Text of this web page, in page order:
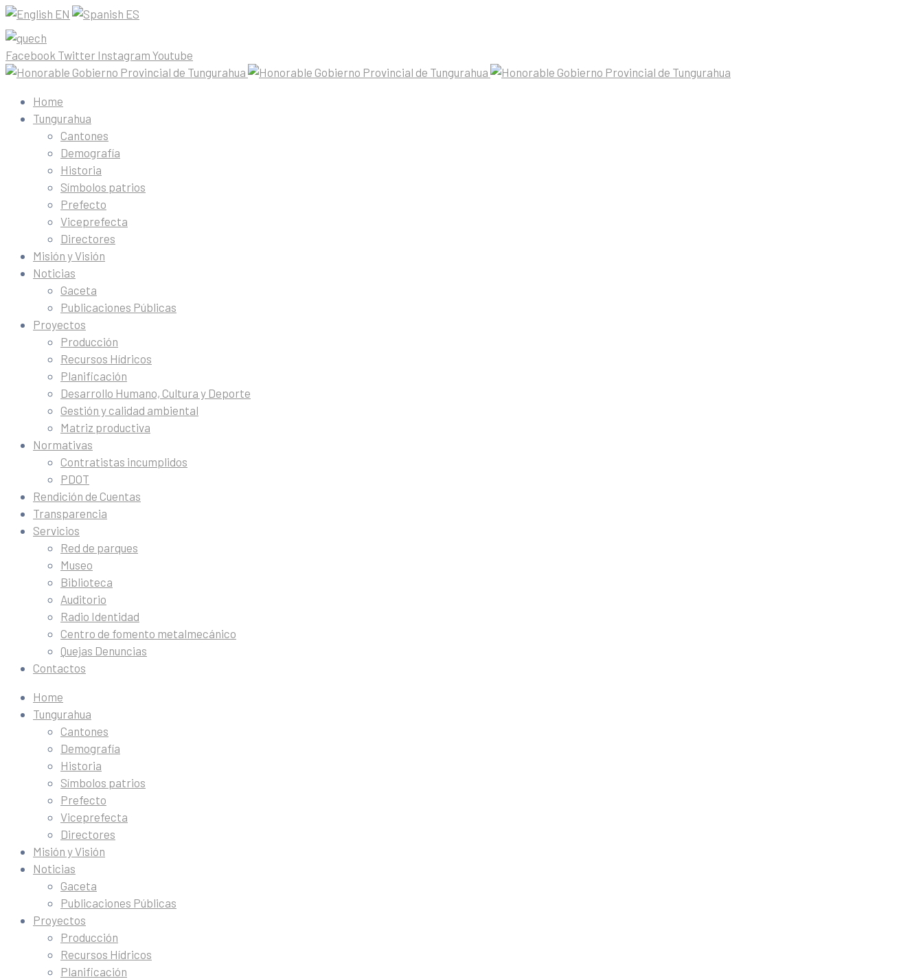
EN ES
Facebook Twitter Instagram Youtube
Home
Tungurahua
Cantones
Demografía
Historia
Símbolos patrios
Prefecto
Viceprefecta
Directores
Misión y Visión
Noticias
Gaceta
Publicaciones Públicas
Proyectos
Producción
Recursos Hídricos
Planificación
Desarrollo Humano, Cultura y Deporte
Gestión y calidad ambiental
Matriz productiva
Normativas
Contratistas incumplidos
PDOT
Rendición de Cuentas
Transparencia
Servicios
Red de parques
Museo
Biblioteca
Auditorio
Radio Identidad
Centro de fomento metalmecánico
Quejas Denuncias
Contactos
Home
Tungurahua
Cantones
Demografía
Historia
Símbolos patrios
Prefecto
Viceprefecta
Directores
Misión y Visión
Noticias
Gaceta
Publicaciones Públicas
Proyectos
Producción
Recursos Hídricos
Planificación